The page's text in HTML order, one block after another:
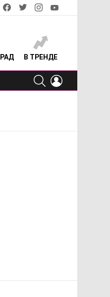
facebooktwitterinstagram
В ТРЕНДЕ
SEARCH